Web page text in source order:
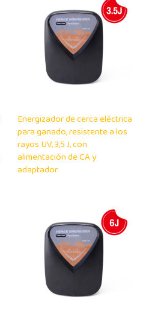
Energizador de cerca eléctrica
para ganado, resistente a los
rayos UV, 3,5 J, con
alimentación de CA y
adaptador